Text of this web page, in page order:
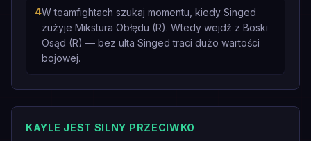
4W teamfightach szukaj momentu, kiedy Singed
zużyje Mikstura Obłędu (R). Wtedy wejdź z Boski
Osąd (R) — bez ulta Singed traci dużo wartości
bojowej.
KAYLE JEST SILNY PRZECIWKO